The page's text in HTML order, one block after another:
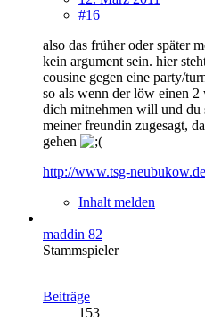
#16
also das früher oder später
kein argument sein. hier
cousine gegen eine party/
so als wenn der löw einen
dich mitnehmen will und du
meiner freundin zugesagt,
gehen
http://www.tsg-neubukow.de
Inhalt melden
maddin 82
Stammspieler
Beiträge
153